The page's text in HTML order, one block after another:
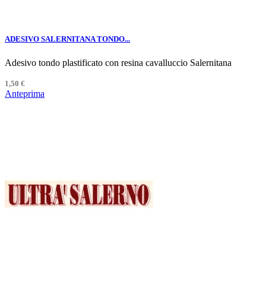
ADESIVO SALERNITANA TONDO...
Adesivo tondo plastificato con resina cavalluccio Salernitana
1,50 €
Anteprima